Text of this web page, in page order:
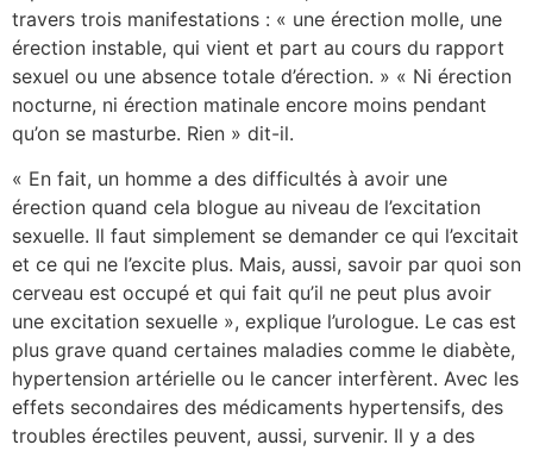
travers trois manifestations : « une érection molle, une
érection instable, qui vient et part au cours du rapport
sexuel ou une absence totale d’érection. » « Ni érection
nocturne, ni érection matinale encore moins pendant
qu’on se masturbe. Rien » dit-il.
« En fait, un homme a des difficultés à avoir une
érection quand cela blogue au niveau de l’excitation
sexuelle. Il faut simplement se demander ce qui l’excitait
et ce qui ne l’excite plus. Mais, aussi, savoir par quoi son
cerveau est occupé et qui fait qu’il ne peut plus avoir
une excitation sexuelle », explique l’urologue. Le cas est
plus grave quand certaines maladies comme le diabète,
hypertension artérielle ou le cancer interfèrent. Avec les
effets secondaires des médicaments hypertensifs, des
troubles érectiles peuvent, aussi, survenir. Il y a des